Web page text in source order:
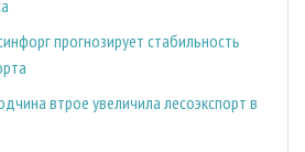
прогнозирует стабильность
втрое увеличила лесоэкспорт в